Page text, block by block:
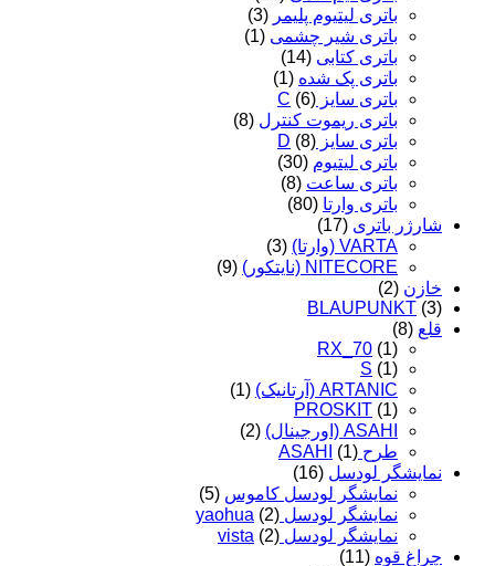
باتری لیتیوم پلیمر (3)
باتری شیر چشمی (1)
باتری کتابی (14)
باتری پک شده (1)
باتری سایز C (6)
باتری ریموت کنترل (8)
باتری سایز D (8)
باتری لیتیوم (30)
باتری ساعت (8)
باتری وارتا (80)
شارژر باتری (17)
VARTA (وارتا)
(3)
NITECORE (نایتکور)
(9)
خازن (2)
BLAUPUNKT (3)
قلع (8)
RX_70 (1)
S (1)
ARTANIC (آرتانیک)
(1)
PROSKIT (1)
ASAHI (اورجینال)
(2)
طرح ASAHI (1)
نمایشگر لودسل (16)
نمایشگر لودسل کاموس (5)
نمایشگر لودسل yaohua (2)
نمایشگر لودسل vista (2)
چراغ قوه (11)